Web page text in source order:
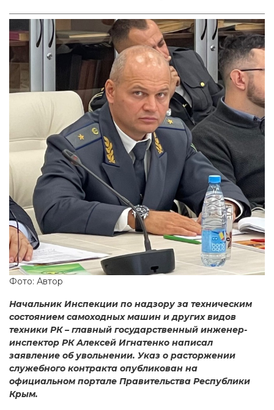
Фото: Автор
Начальник Инспекции по надзору за техническим
состоянием самоходных машин и других видов
техники РК – главный государственный инженер-
инспектор РК Алексей Игнатенко написал
заявление об увольнении. Указ о расторжении
служебного контракта опубликован на
официальном портале Правительства Республики
Крым.